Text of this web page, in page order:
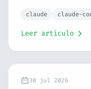
equipo.
claude claude-
Leer artículo
30 jul 2026